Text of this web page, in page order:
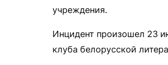
учреждения.
Инцидент произошел 23
клуба белорусской